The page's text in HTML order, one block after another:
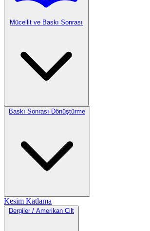
Mücellit ve Baskı Sonrası
Baskı Sonrası Dönüştürme
Kesim Katlama
Dergiler / Amerikan Cilt